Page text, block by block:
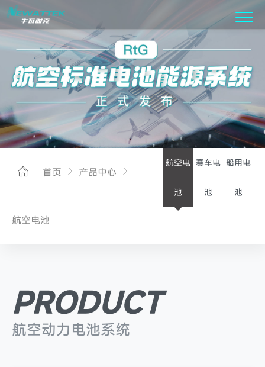
首页 产品中心
航空电池
航空电
池
赛车电
池
船用电
池
PRODUCT
航空动力电池系统